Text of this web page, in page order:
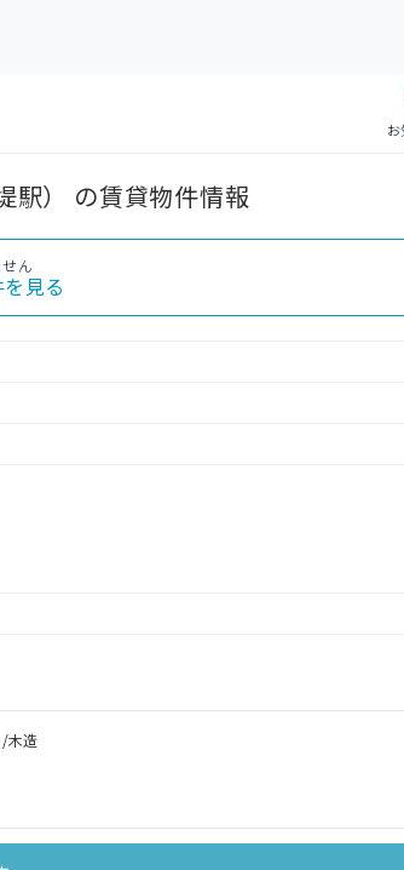
お
駅） の賃貸物件情報
ん
見る
木造